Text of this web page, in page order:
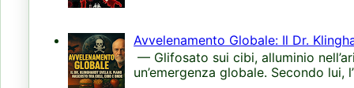
Avvelenamento Globale: Il Dr.
— Glifosato sui cibi, alluminio
un’emergenza globale. Secondo lui,